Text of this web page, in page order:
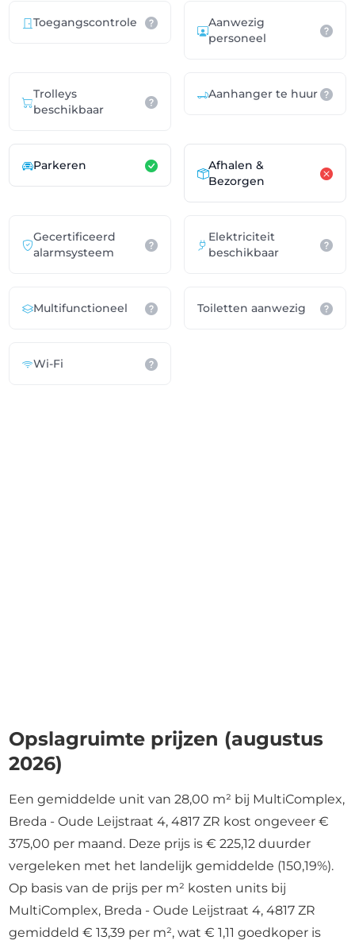
Toegangscontrole
Aanwezig
personeel
Trolleys
beschikbaar
Aanhanger te huur
Parkeren
Afhalen &
Bezorgen
Gecertificeerd
alarmsysteem
Elektriciteit
beschikbaar
Multifunctioneel Toiletten aanwezig
Wi-Fi
Opslagruimte prijzen (augustus
2026)
Een gemiddelde unit van 28,00 m² bij MultiComplex,
Breda - Oude Leijstraat 4, 4817 ZR kost ongeveer €
375,00 per maand. Deze prijs is € 225,12 duurder
vergeleken met het landelijk gemiddelde (150,19%).
Op basis van de prijs per m² kosten units bij
MultiComplex, Breda - Oude Leijstraat 4, 4817 ZR
gemiddeld € 13,39 per m², wat € 1,11 goedkoper is